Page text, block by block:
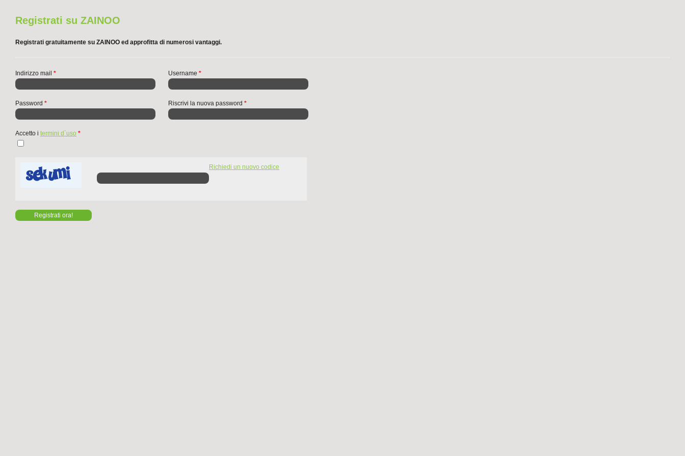
Registrati su ZAINOO
Registrati gratuitamente su ZAINOO ed approfitta di numerosi vantaggi.
Indirizzo mail * Username *
Password * Riscrivi la nuova password *
Accetto i termini d´uso *
Richiedi un nuovo codice